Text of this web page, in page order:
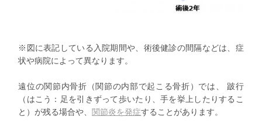
※図に表記している入院期間や、術後健診の間隔などは、症
状や病院によって異なります。
遠位の関節内骨折（関節の内部で起こる骨折）では、 跛行
（はこう：足を引きずって歩いたり、手を挙上したりするこ
と）が残る場合や、 関節炎を発症することがあります。